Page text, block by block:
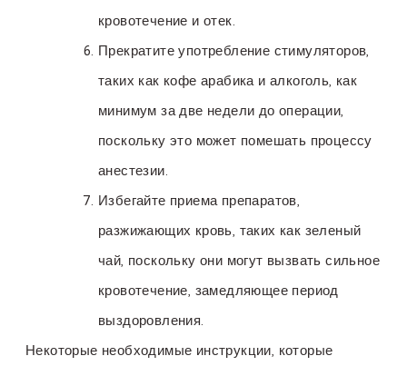
кровотечение и отек.
Прекратите употребление стимуляторов,
таких как кофе арабика и алкоголь, как
минимум за две недели до операции,
поскольку это может помешать процессу
анестезии.
Избегайте приема препаратов,
разжижающих кровь, таких как зеленый
чай, поскольку они могут вызвать сильное
кровотечение, замедляющее период
выздоровления.
Некоторые необходимые инструкции, которые